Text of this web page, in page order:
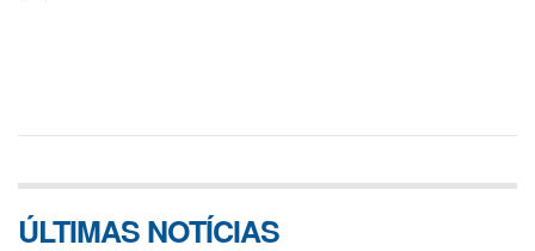
ÚLTIMAS NOTÍCIAS